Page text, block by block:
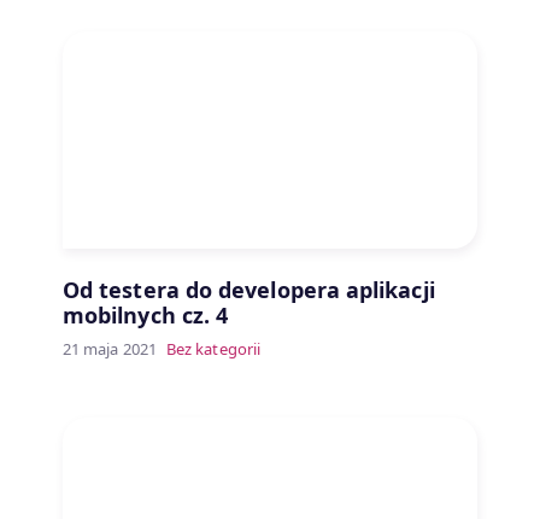
Od testera do developera aplikacji
mobilnych cz. 4
21 maja 2021 Bez kategorii